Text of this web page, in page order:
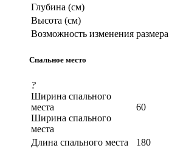
Глубина (см)
Высота (см)
Возможность изменения размера
Спальное место
?
Ширина спального
места
Ширина спального
места
60
Длина спального места
180